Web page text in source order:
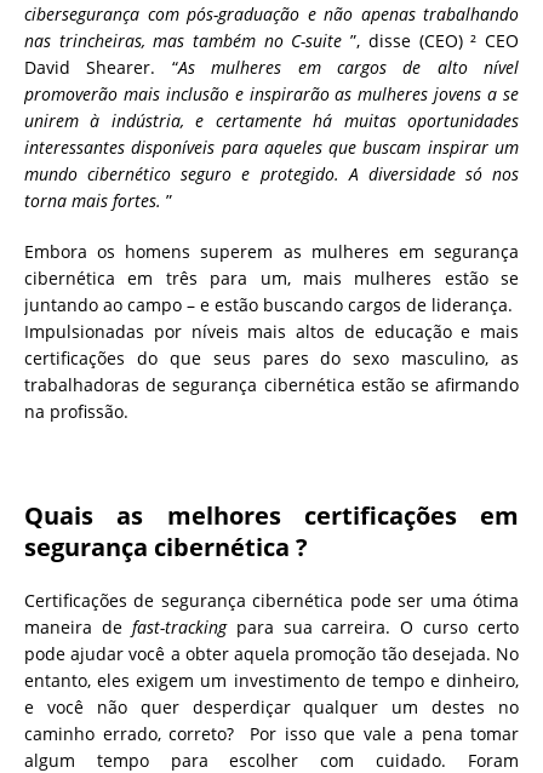
cibersegurança com pós-graduação e não apenas trabalhando
nas trincheiras, mas também no C-suite ”, disse (CEO) ² CEO
David Shearer. “As mulheres em cargos de alto nível
promoverão mais inclusão e inspirarão as mulheres jovens a se
unirem à indústria, e certamente há muitas oportunidades
interessantes disponíveis para aqueles que buscam inspirar um
mundo cibernético seguro e protegido. A diversidade só nos
torna mais fortes. ”
Embora os homens superem as mulheres em segurança
cibernética em três para um, mais mulheres estão se
juntando ao campo – e estão buscando cargos de liderança.
Impulsionadas por níveis mais altos de educação e mais
certificações do que seus pares do sexo masculino, as
trabalhadoras de segurança cibernética estão se afirmando
na profissão.
Quais as melhores certificações em
segurança cibernética ?
Certificações de segurança cibernética pode ser uma ótima
maneira de fast-trackingpara sua carreira. O curso certo
pode ajudar você a obter aquela promoção tão desejada. No
entanto, eles exigem um investimento de tempo e dinheiro,
e você não quer desperdiçar qualquer um destes no
caminho errado, correto? Por isso que vale a pena tomar
algum tempo para escolher com cuidado. Foram